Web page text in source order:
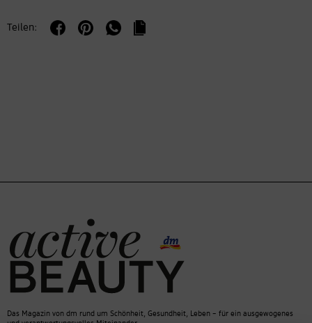
Teilen:
Das Magazin von dm rund um Schönheit, Gesundheit, Leben – für ein ausgewogenes